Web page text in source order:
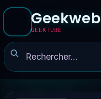
Geekweb
GEEKTUBE